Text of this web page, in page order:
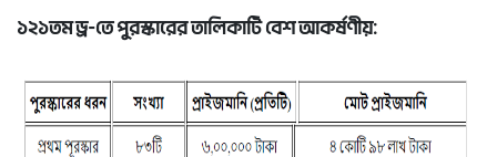
১২১তম ড্র-তে পুরস্কারের তালিকাটি বেশ আকর্ষণীয়: